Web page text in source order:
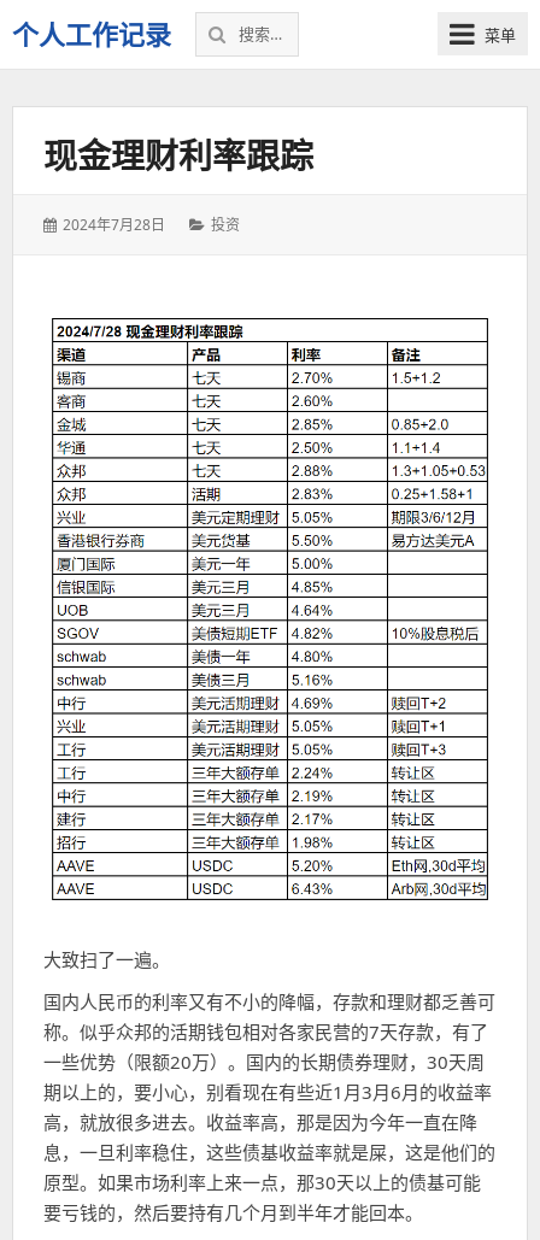
个人工作记录
搜
索：
菜单
现金理财利率跟踪
发
2024年7月28日
分
投资
大致扫了一遍。
国内人民币的利率又有不小的降幅，存款和理财都乏善可
称。似乎众邦的活期钱包相对各家民营的7天存款，有了
一些优势（限额20万）。国内的长期债券理财，30天周
期以上的，要小心，别看现在有些近1月3月6月的收益率
高，就放很多进去。收益率高，那是因为今年一直在降
息，一旦利率稳住，这些债基收益率就是屎，这是他们的
原型。如果市场利率上来一点，那30天以上的债基可能
要亏钱的，然后要持有几个月到半年才能回本。